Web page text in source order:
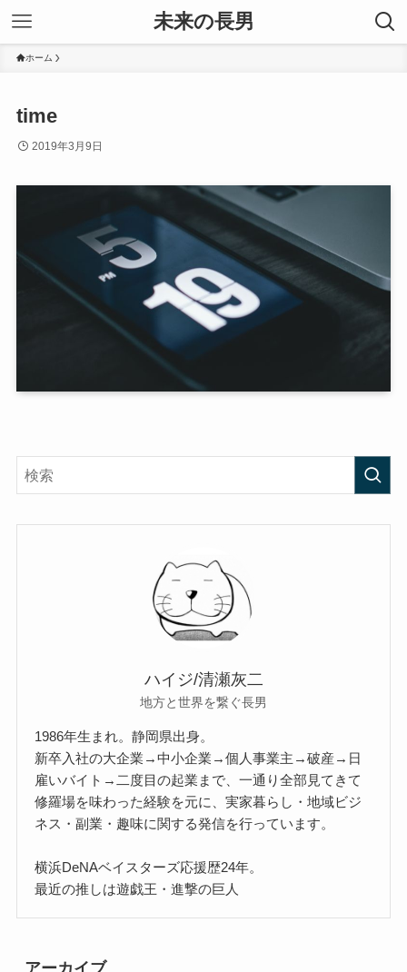
未来の長男
ホーム
time
2019年3月9日
ハイジ/清瀬灰二
地方と世界を繋ぐ長男
1986年生まれ。静岡県出身。
新卒入社の大企業→中小企業→個人事業主→破産→日
雇いバイト→二度目の起業まで、一通り全部見てきて
修羅場を味わった経験を元に、実家暮らし・地域ビジ
ネス・副業・趣味に関する発信を行っています。
横浜DeNAベイスターズ応援歴24年。
最近の推しは遊戯王・進撃の巨人